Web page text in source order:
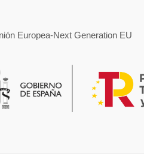
Europea-Next Generation EU